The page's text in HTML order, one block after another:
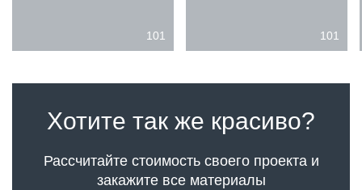
101 101
Хотите так же красиво?
Рассчитайте стоимость своего проектаи
закажите все материалы